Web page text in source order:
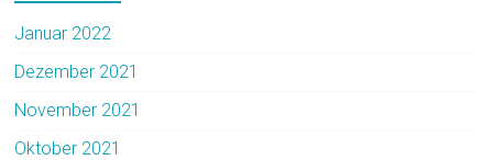
Januar 2022
Dezember 2021
November 2021
Oktober 2021